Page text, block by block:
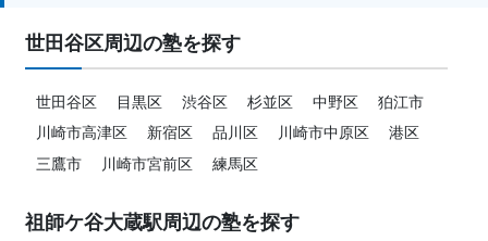
世田谷区周辺の塾を探す
世田谷区 目黒区 渋谷区 杉並区 中野区
狛江市
川崎市高津区
新宿区 品川区 川崎市中原区
港区
三鷹市
川崎市宮前区 練馬区
祖師ケ谷大蔵駅周辺の塾を探す